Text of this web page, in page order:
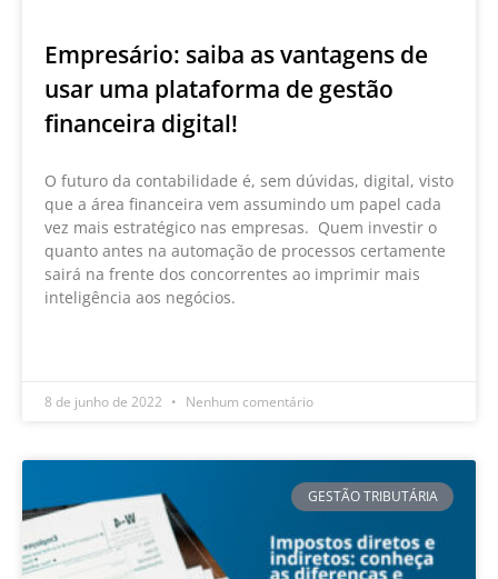
Empresário: saiba as vantagens de
usar uma plataforma de gestão
financeira digital!
O futuro da contabilidade é, sem dúvidas, digital, visto
que a área financeira vem assumindo um papel cada
vez mais estratégico nas empresas. Quem investir o
quanto antes na automação de processos certamente
sairá na frente dos concorrentes ao imprimir mais
inteligência aos negócios.
8 de junho de 2022 Nenhum comentário
GESTÃO TRIBUTÁRIA